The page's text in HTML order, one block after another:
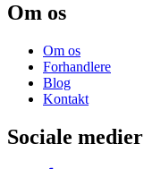
Om os
Om os
Forhandlere
Blog
Kontakt
Sociale medier